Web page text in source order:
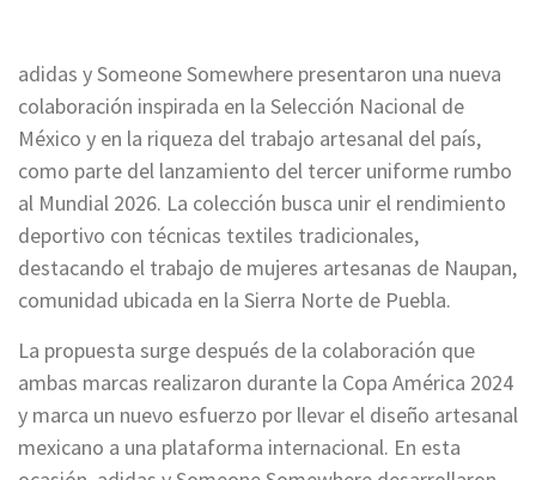
adidas y Someone Somewhere presentaron una nueva
colaboración inspirada en la Selección Nacional de
México y en la riqueza del trabajo artesanal del país,
como parte del lanzamiento del tercer uniforme rumbo
al Mundial 2026. La colección busca unir el rendimiento
deportivo con técnicas textiles tradicionales,
destacando el trabajo de mujeres artesanas de Naupan,
comunidad ubicada en la Sierra Norte de Puebla.
La propuesta surge después de la colaboración que
ambas marcas realizaron durante la Copa América 2024
y marca un nuevo esfuerzo por llevar el diseño artesanal
mexicano a una plataforma internacional. En esta